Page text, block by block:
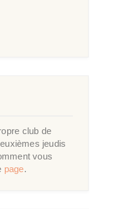
club de
jeudis
vous
page.